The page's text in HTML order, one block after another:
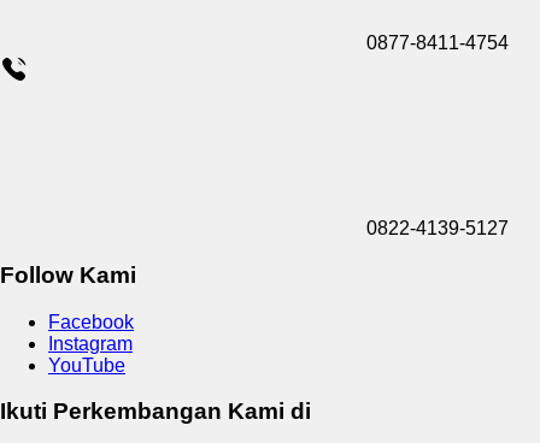
0877-8411-4754
0822-4139-5127
Follow Kami
Facebook
Instagram
YouTube
Ikuti Perkembangan Kami di